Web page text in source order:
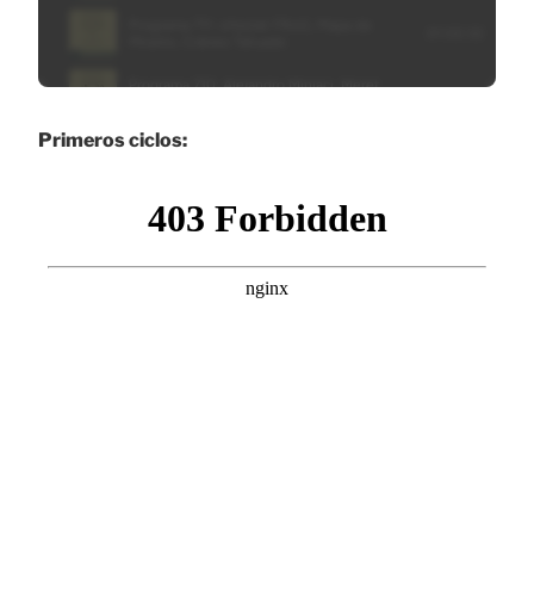
Primeros ciclos: